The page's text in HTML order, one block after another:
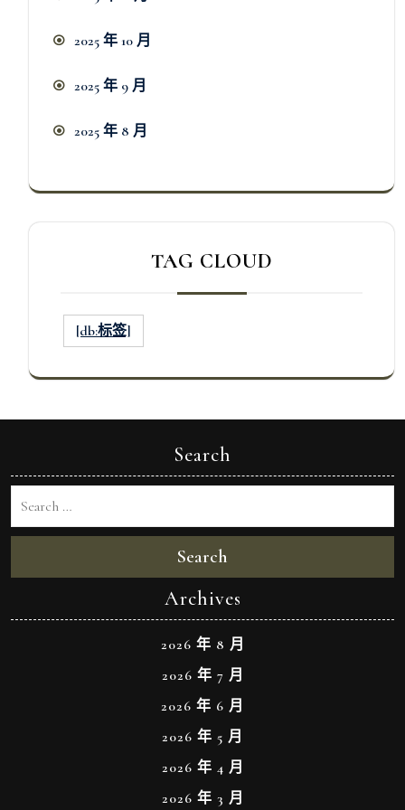
2025 年 10 月
2025 年 9 月
2025 年 8 月
TAG CLOUD
[db:标签]
Search
Search
Archives
2026 年 8 月
2026 年 7 月
2026 年 6 月
2026 年 5 月
2026 年 4 月
2026 年 3 月